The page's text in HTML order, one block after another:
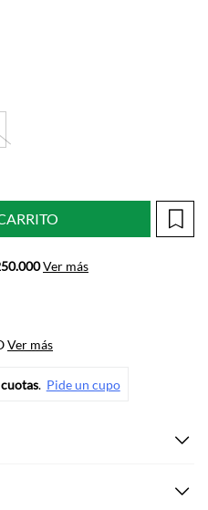
Ver más
Ver más